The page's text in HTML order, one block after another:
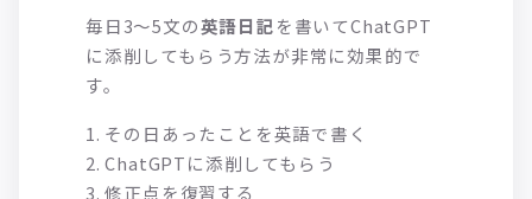
毎日3〜5文の英語日記を書いてChatGPT
に添削してもらう方法が非常に効果的で
す。
1. その日あったことを英語で書く
2. ChatGPTに添削してもらう
3. 修正点を復習する